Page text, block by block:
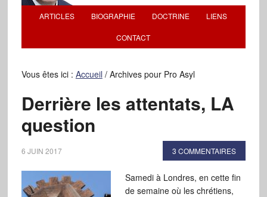
ARTICLES BIOGRAPHIE DOCTRINE LIENS
CONTACT
Vous êtes ici : Accueil /Archives pour Pro Asyl
Derrière les attentats, LA
question
6 JUIN 2017 3 COMMENTAIRES
Samedi à Londres, en cette fin
de semaine où les chrétiens,